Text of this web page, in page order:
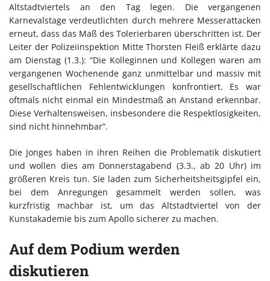
Altstadtviertels an den Tag legen. Die vergangenen
Karnevalstage verdeutlichten durch mehrere Messerattacken
erneut, dass das Maß des Tolerierbaren überschritten ist. Der
Leiter der Polizeiinspektion Mitte Thorsten Fleiß erklärte dazu
am Dienstag (1.3.): “Die Kolleginnen und Kollegen waren am
vergangenen Wochenende ganz unmittelbar und massiv mit
gesellschaftlichen Fehlentwicklungen konfrontiert. Es war
oftmals nicht einmal ein Mindestmaß an Anstand erkennbar.
Diese Verhaltensweisen, insbesondere die Respektlosigkeiten,
sind nicht hinnehmbar”.
Die Jonges haben in ihren Reihen die Problematik diskutiert
und wollen dies am Donnerstagabend (3.3., ab 20 Uhr) im
größeren Kreis tun. Sie laden zum Sicherheitsheitsgipfel ein,
bei dem Anregungen gesammelt werden sollen, was
kurzfristig machbar ist, um das Altstadtviertel von der
Kunstakademie bis zum Apollo sicherer zu machen.
Auf dem Podium werden
diskutieren